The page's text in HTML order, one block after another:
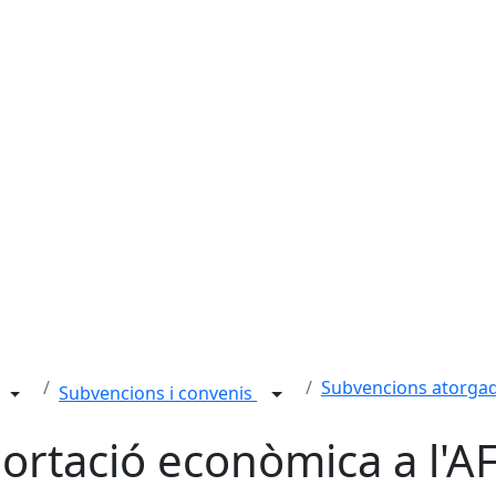
Subvencions i convenis Subvencions
econòmica a